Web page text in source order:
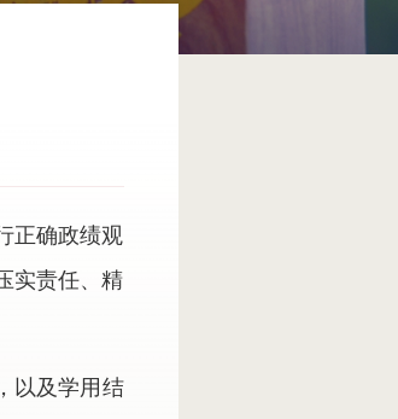
正确政绩观
实责任、精
以及学用结